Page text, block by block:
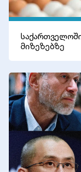
მიზეზებზე